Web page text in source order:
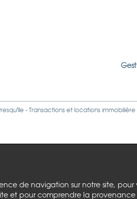
- Transactions et locations immobilière
de navigation sur notre site, pour
et pour comprendre la provenance